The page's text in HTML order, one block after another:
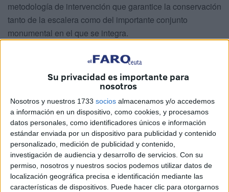
Su privacidad es importante para
nosotros
Nosotros y nuestros 1733 socios almacenamos y/o accedemos
a información en un dispositivo, como cookies, y procesamos
datos personales, como identificadores únicos e información
estándar enviada por un dispositivo para publicidad y contenido
personalizado, medición de publicidad y contenido,
investigación de audiencia y desarrollo de servicios. Con su
permiso, nosotros y nuestros socios podemos utilizar datos de
localización geográfica precisa e identificación mediante las
características de dispositivos. Puede hacer clic para otorgarnos
metodología de intervención que garantice la conservación
tanto de la escalera como del importante conjunto
monumental en el que se integra.
La iniciativa se enmarca en la estrategia de
y puesta en valor del patrimonio histórico
con el objetivo de preservar uno de los espacios
pueda seguir siendo visitado en condiciones de seguridad.
Los orígenes del proyecto
El origen de esta actuación se remonta al año2003 ,
cuando comenzó elproyecto de investigación
arqueológica de laPuerta Califal , impulsado con el